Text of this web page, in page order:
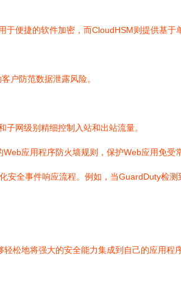
于便捷的软件加密，而CloudHSM则提供基
户防范数据泄露风险。
子网级别精细控制入站和出站流量。
应用程序防火墙规则，保护Web应用免受
安全事件响应流程。例如，当GuardDuty检
松地将强大的安全能力集成到自己的应用程